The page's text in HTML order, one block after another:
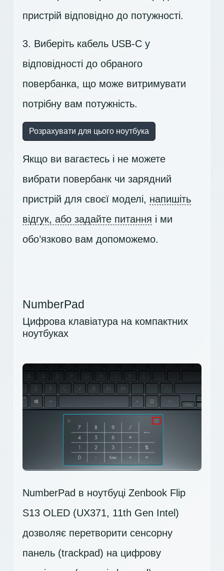
пристрій відповідно до потужності.
3. Виберіть кабель USB-C у
відповідності до обраного
повербанка, що може витримувати
потрібну вам потужність.
Розрахувати для цього ноутбука
Якщо ви вагаєтесь і не можете
вибрати повербанк чи зарядний
пристрій для своєї моделі, напишіть
відгук, або задайте питання і ми
обо’язково вам допоможемо.
NumberPad
Цифрова клавіатура на компактних
ноутбуках
NumberPad в ноутбуці Zenbook Flip
S13 OLED (UX371, 11th Gen Intel)
дозволяє перетворити сенсорну
панель (trackpad) на цифрову